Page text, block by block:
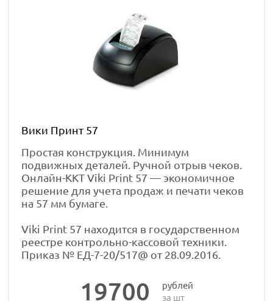
Вики Принт 57
Простая конструкция. Минимум
подвижных деталей. Ручной отрыв чеков.
Онлайн-ККТ Viki Print 57 — экономичное
решение для учета продаж и печати чеков
на 57 мм бумаге.
Viki Print 57 находится в государственном
реестре контрольно-кассовой техники.
Приказ № ЕД-7-20/517@ от 28.09.2016.
19700
рублей
за шт